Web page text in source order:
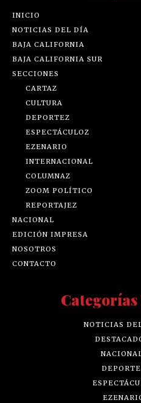
INICIO
NOTICIAS DEL DÍA
BAJA CALIFORNIA
BAJA CALIFORNIA SUR
SECCIONES
CARTAZ
CULTURA
DEPORTEZ
ESPECTÁCULOZ
EZENARIO
INTERNACIONAL
COLUMNAZ
ZOOM POLÍTICO
REPORTAJEZ
NACIONAL
EDICIÓN IMPRESA
NOSOTROS
CONTACTO
NOTICIAS